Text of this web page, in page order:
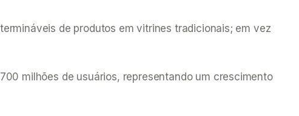
de produtos em vitrines tradicionais; em vez
milhões de usuários, representando um crescimento